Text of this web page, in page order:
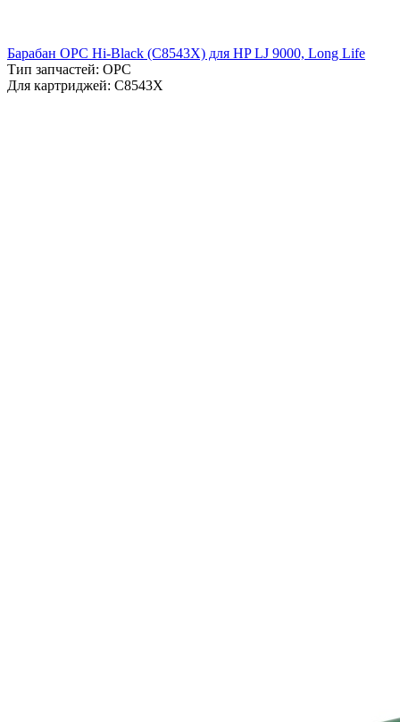
Барабан OPC Hi-Black (C8543X) для HP LJ 9000, Long Life
Тип запчастей: OPC
Для картриджей: C8543X